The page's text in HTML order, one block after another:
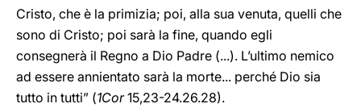
Cristo, che è la primizia; poi, alla sua venuta, quelli che
sono di Cristo; poi sarà la fine, quando egli
consegnerà il Regno a Dio Padre (...). L’ultimo nemico
ad essere annientato sarà la morte... perché Dio sia
tutto in tutti” (1Cor15,23-24.26.28).